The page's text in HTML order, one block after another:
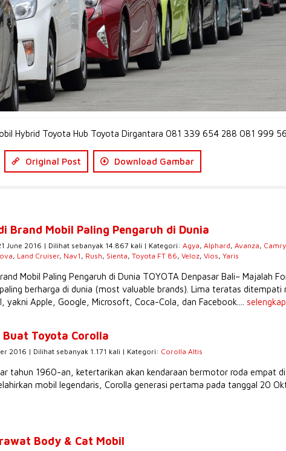
Hybrid Toyota Hub Toyota Dirgantara 081 339 654 288 081 999
Original Post Download Gambar
Brand Mobil Paling Pengaruh di Dunia
June 2016 | Dilihat sebanyak 14.867 kali | Kategori: Agya, Alphard, Avanza, Camry
, Land Cruiser, Nav1 , Rush, Sienta, Toyota FT 86, Veloz, Vios, Yaris
Mobil Paling Pengaruh di Dunia TOYOTA Denpasar Bali– Majalah
berharga di dunia (most valuable brands). Lima teratas
yakni Apple, Google, Microsoft, Coca-Cola, dan Facebook....
Toyota Corolla
2016 | Dilihat sebanyak 1.171 kali | Kategori: Corolla Altis
tahun 1960-an, ketertarikan akan kendaraan bermotor roda empat
mobil legendaris, Corolla generasi pertama pada tanggal 20
Body & Cat Mobil